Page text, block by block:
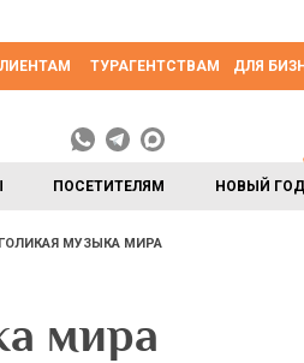
ТУРАГЕНТСТВАМ ДЛЯ
ПОСЕТИТЕЛЯМ НОВЫЙ ГОД
МУЗЫКА МИРА
мира